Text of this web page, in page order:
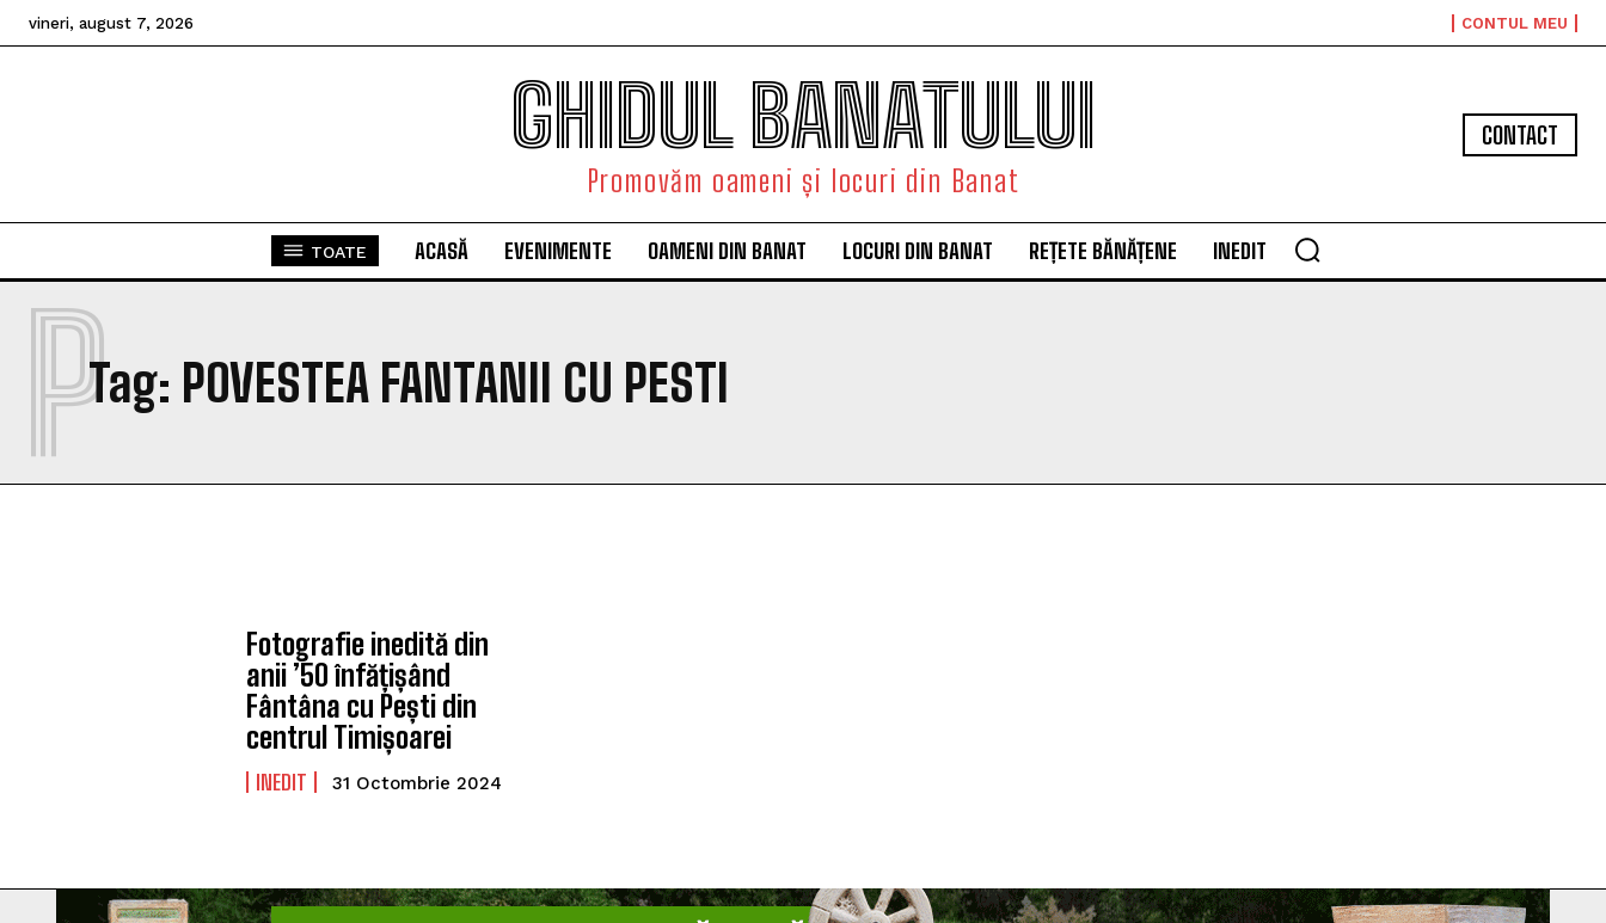
vineri, august 7, 2026 CONTUL MEU
GHIDUL BANATULUI
Promovăm oameni și locuri din Banat
CONTACT
TOATE ACASĂ EVENIMENTE OAMENI DIN BANAT LOCURI DIN BANAT REȚETE BĂNĂȚENE INEDIT
Tag: POVESTEA FANTANII CU PESTI
P
Fotografie inedită din
anii ’50 înfățișând
Fântâna cu Pești din
centrul Timișoarei
INEDIT 31 Octombrie 2024